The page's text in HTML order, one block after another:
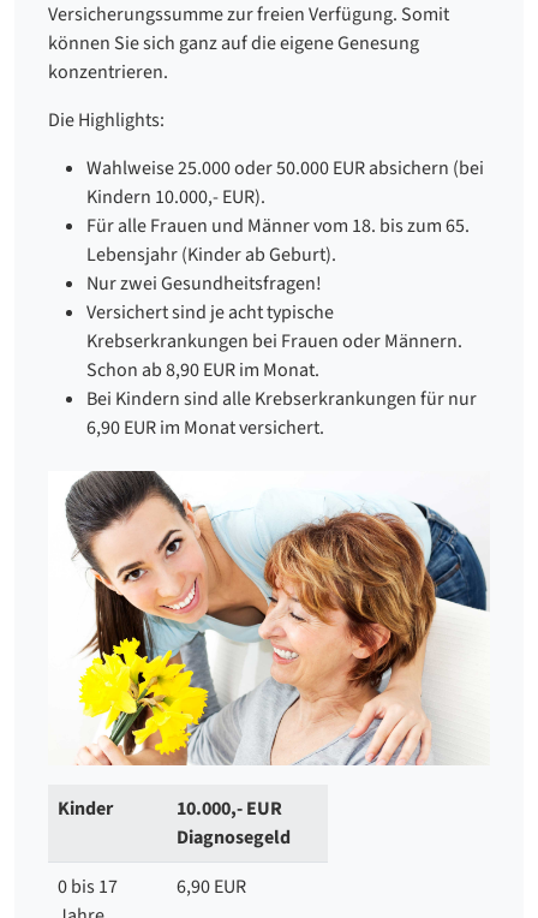
Versicherungssumme zur freien Verfügung. Somit
können Sie sich ganz auf die eigene Genesung
konzentrieren.
Die Highlights:
Wahlweise 25.000 oder 50.000 EUR absichern (bei
Kindern 10.000,- EUR).
Für alle Frauen und Männer vom 18. bis zum 65.
Lebensjahr (Kinder ab Geburt).
Nur zwei Gesundheitsfragen!
Versichert sind je acht typische
Krebserkrankungen bei Frauen oder Männern.
Schon ab 8,90 EUR im Monat.
Bei Kindern sind alle Krebserkrankungen für nur
6,90 EUR im Monat versichert.
Kinder
10.000,- EUR
Diagnosegeld
0 bis 17
6,90 EUR